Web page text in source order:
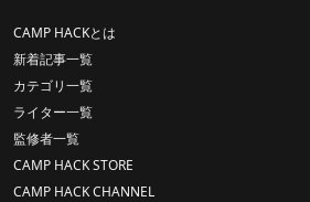
CAMP HACKとは
新着記事一覧
カテゴリ一覧
ライター一覧
監修者一覧
CAMP HACK STORE
CAMP HACK CHANNEL